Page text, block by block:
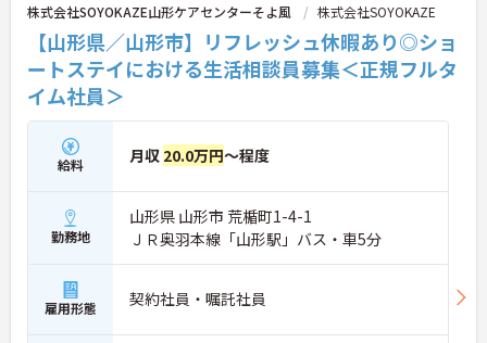
株式会社SOYOKAZE山形ケアセンターそよ風 株式会社SOYOKAZE
【山形県／山形市】リフレッシュ休暇あり◎ショ
ートステイにおける生活相談員募集＜正規フルタ
イム社員＞
給料 月収 20.0万円～程度
勤務地
山形県 山形市 荒楯町1-4-1
ＪＲ奥羽本線「山形駅」バス・車5分
雇用形態 契約社員・嘱託社員